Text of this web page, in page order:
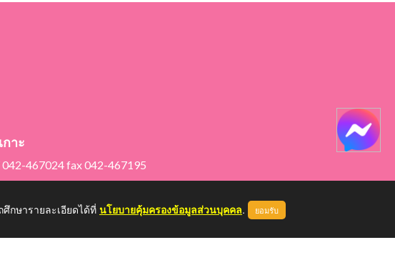
าะ
467024 fax 042-467195
กษารายละเอียดได้ที่ นโยบายคุ้มครองข้อมูลส่วนบุคคล. ยอมรับ